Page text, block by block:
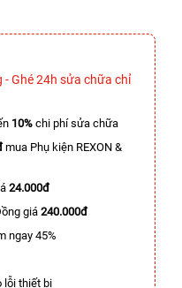
Ghé 24h sửa chữa chỉ
10% chi phí sửa chữa
mua Phụ kiện REXON &
24.000đ
giá240.000đ
ngay 45%
lỗi thiết bị